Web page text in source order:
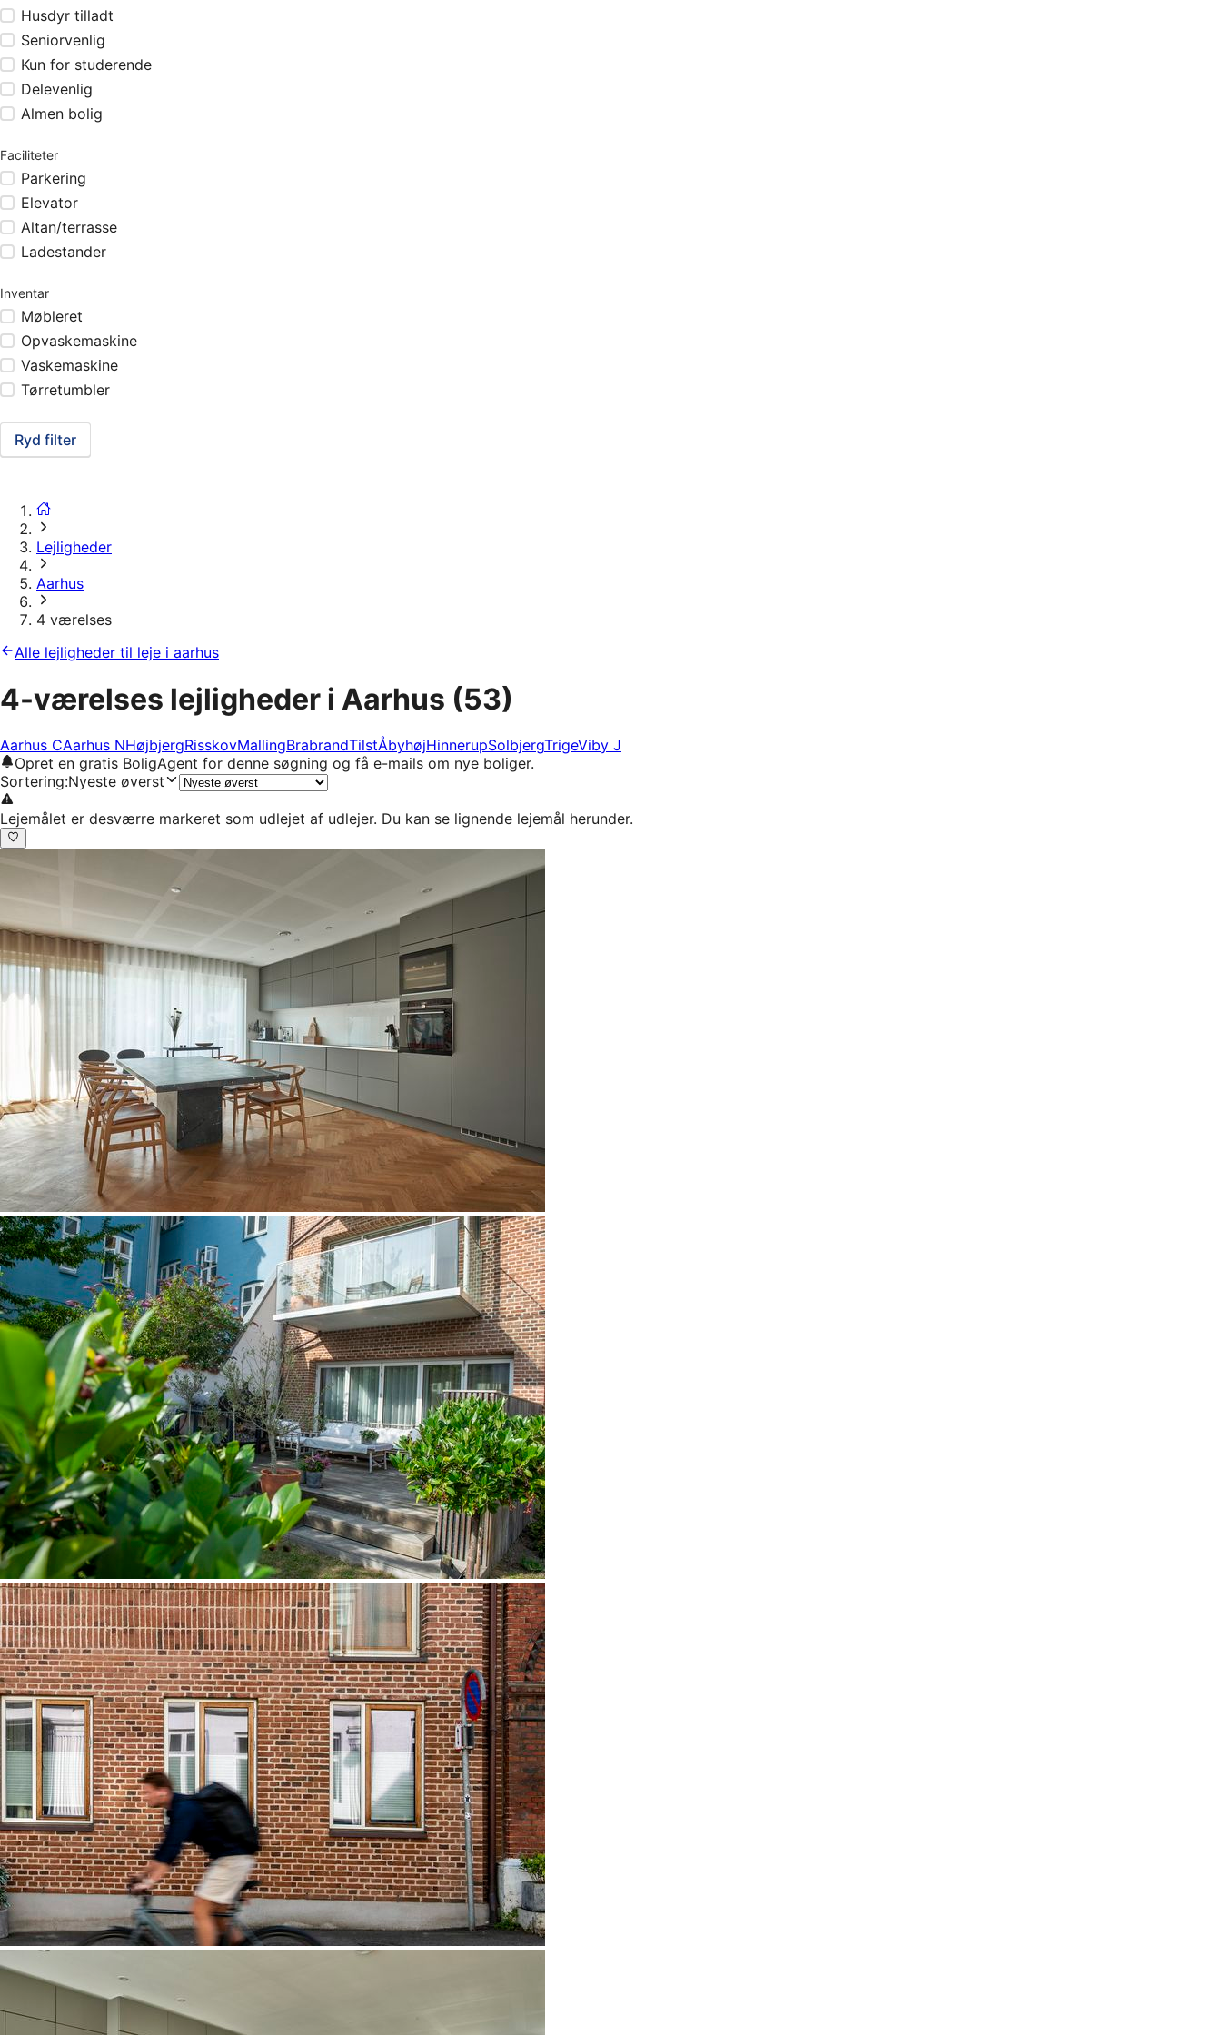
Husdyr tilladt
Seniorvenlig
Kun for studerende
Delevenlig
Almen bolig
Faciliteter
Parkering
Elevator
Altan/terrasse
Ladestander
Inventar
Møbleret
Opvaskemaskine
Vaskemaskine
Tørretumbler
Ryd filter
Lejligheder
Aarhus
4 værelses
Alle lejligheder til leje i aarhus
4-værelses lejligheder i Aarhus (53)
Aarhus CAarhus NHøjbjergRisskovMallingBrabrandTilstÅbyhøjHinnerupSolbjergTrigeViby J
Opret en gratis BoligAgent for denne søgning og få e-mails om nye boliger.
Sortering:Nyeste øverst
Lejemålet er desværre markeret som udlejet af udlejer. Du kan se lignende lejemål herunder.